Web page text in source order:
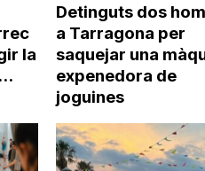
la
Detinguts dos
a Tarragona per
saquejar una
expenedora de
joguines